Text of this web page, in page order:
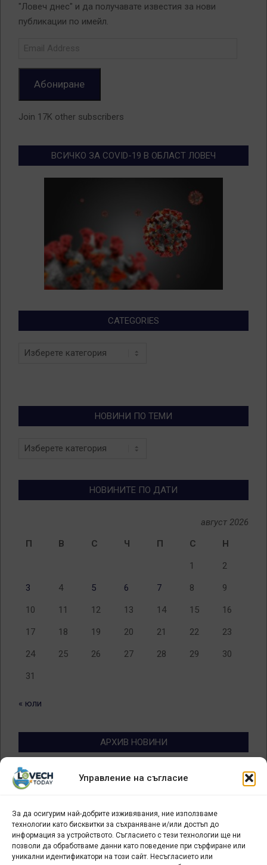
Управление на съгласие
За да осигурим най-добрите изживявания, ние използваме
технологии като бисквитки за съхраняване и/или достъп до
информация за устройството. Съгласието с тези технологии ще ни
позволи да обработваме данни като поведение при сърфиране или
уникални идентификатори на този сайт. Несъгласието или
"Ловеч днес" и да получавате известия за нови
публикации по имейл.
Абониране
Join 17K other subscribers
ВСИЧКО ЗА COVID-19 В ОБЛАСТ ЛОВЕЧ
CATEGORIES
Categories
НОВИНИ ПО ТЕМИ
Новини
НОВИНИТЕ ПО ДАТИ
август 2026
П
В С Ч П С Н
1 2
3 4 5 6 7 8 9
10 11 12 13 14 15 16
17 18 19 20 21 22 23
24 25 26 27 28 29 30
31
« юли
АРХИВ НОВИНИ
Архив
новини
БИЗНЕС
Арт галерия "Мостове" – магазин за изкуство
СЕВЕРОЗАПАДА ИНФОРМАЦИОНЕН БИЗНЕС